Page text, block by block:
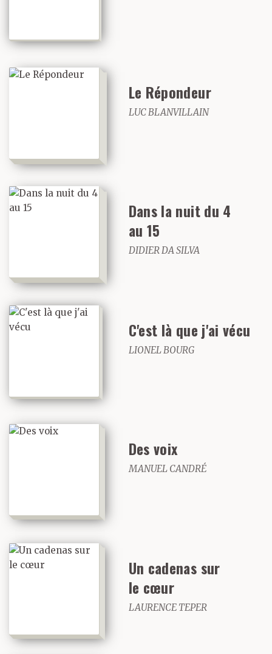
Le Répondeur
LUC BLANVILLAIN
Dans la nuit du 4
au 15
DIDIER DA SILVA
C'est là que j'ai vécu
LIONEL BOURG
Des voix
MANUEL CANDRÉ
Un cadenas sur
le cœur
LAURENCE TEPER